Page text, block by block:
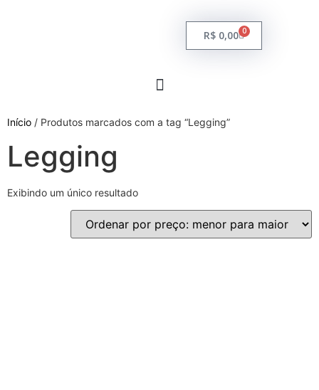
R$ 0,00 0
Início / Produtos marcados com a tag “Legging”
Legging
Exibindo um único resultado